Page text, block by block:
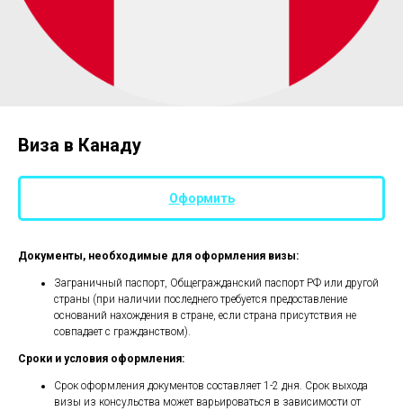
Виза в Канаду
Оформить
Документы, необходимые для оформления визы:
Заграничный паспорт, Общегражданский паспорт РФ или другой
страны (при наличии последнего требуется предоставление
оснований нахождения в стране, если страна присутствия не
совпадает с гражданством).
Сроки и условия оформления:
Срок оформления документов составляет 1-2 дня. Срок выхода
визы из консульства может варьироваться в зависимости от